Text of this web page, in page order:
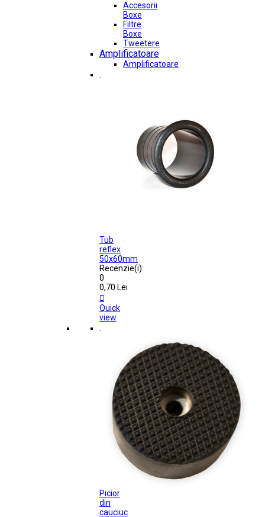
Accesorii
Boxe
Filtre
Boxe
Tweetere
Amplificatoare
Amplificatoare
.
Tub
reflex
50x60mm
Recenzie(i):
0
0,70 Lei

Quick
view
.
Picior
din
cauciuc